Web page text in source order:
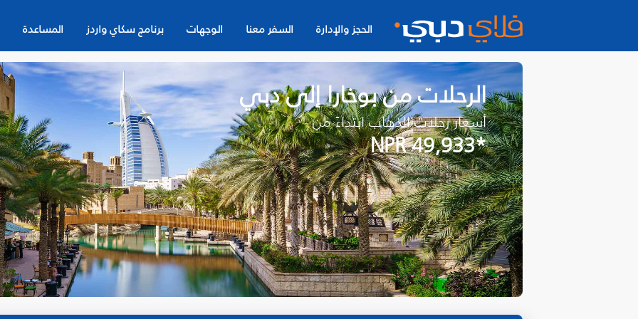
الحجز والإدارة السفر معنا الوجهات برنامج سكاي واردز المساعدة
الرحلات من بوخارا إلى دبي
أسعار رحلات الذهاب ابتداءً من
*NPR 49,933